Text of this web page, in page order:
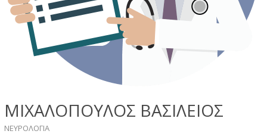
ΜΙΧΑΛΟΠΟΥΛΟΣ ΒΑΣΙΛΕΙΟΣ
ΝΕΥΡΟΛΟΓΙΑ